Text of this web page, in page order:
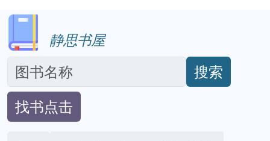
静思书屋
搜索
找书点击